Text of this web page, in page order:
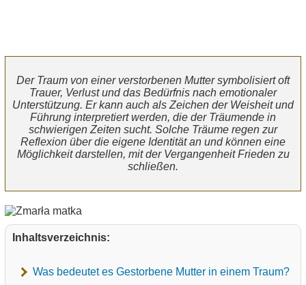
Der Traum von einer verstorbenen Mutter symbolisiert oft
Trauer, Verlust und das Bedürfnis nach emotionaler
Unterstützung. Er kann auch als Zeichen der Weisheit und
Führung interpretiert werden, die der Träumende in
schwierigen Zeiten sucht. Solche Träume regen zur
Reflexion über die eigene Identität an und können eine
Möglichkeit darstellen, mit der Vergangenheit Frieden zu
schließen.
Inhaltsverzeichnis:
Was bedeutet es Gestorbene Mutter in einem Traum?